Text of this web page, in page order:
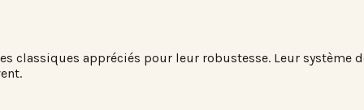
classiques appréciés pour leur robustesse. Leur